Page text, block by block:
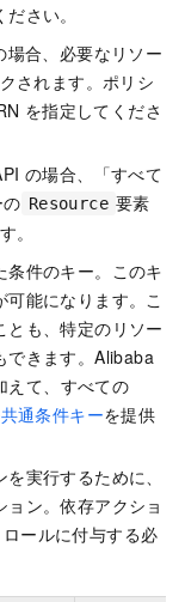
さい。
場合、必要なリソー
されます。ポリシ
を指定してくださ
の場合、「すべて
Resource 要素
。
件のキー。このキ
能になります。こ
も、特定のリソー
できます。Alibaba
えて、すべての
共通条件キーを提供
実行するために、
ン。依存アクショ
ールに付与する必